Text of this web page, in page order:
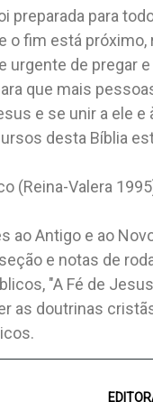
preparada para
o fim está próximo,
urgente de pregar
que mais
e se unir a ele e
desta Bíblia
(Reina-Valera
ao Antigo e ao
e notas de
"A Fé de
as doutrinas